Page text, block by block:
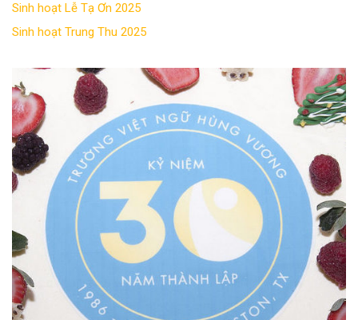
Sinh hoạt Lễ Tạ Ơn 2025
Sinh hoạt Trung Thu 2025